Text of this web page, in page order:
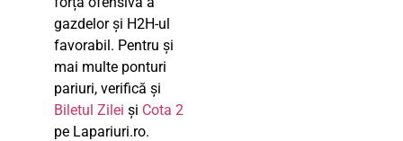
gazdelor și H2H-ul
favorabil. Pentru și
mai multe ponturi
pariuri, verifică și
Biletul Zilei și Cota 2
pe Lapariuri.ro.